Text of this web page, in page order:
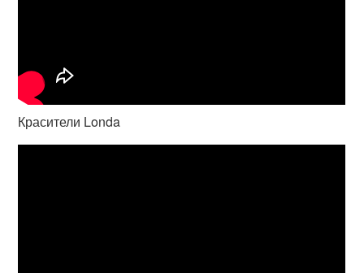
Красители Londa